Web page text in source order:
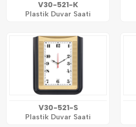
V30-521-K
Plastik Duvar Saati
V30-521-S
Plastik Duvar Saati